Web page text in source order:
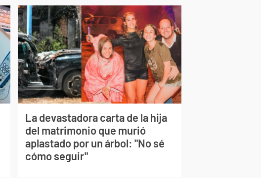
La devastadora carta de la hija
del matrimonio que murió
aplastado por un árbol: "No sé
cómo seguir"